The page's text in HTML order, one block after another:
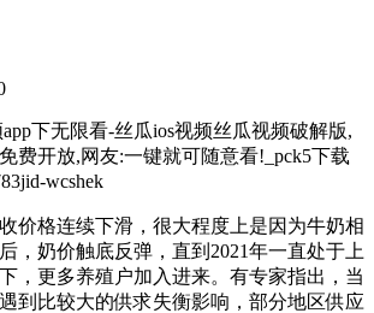
下无限看-丝瓜ios视频丝瓜视频破解版,
费开放,网友:一键就可随意看!_pck5下载
wcshek
格连续下滑，很大程度上是因为牛奶相
，奶价触底反弹，直到2021年一直处于上
，更多养殖户加入进来。有专家指出，当
到比较大的供求失衡影响，部分地区供应